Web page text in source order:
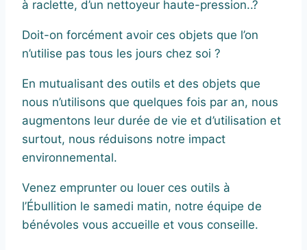
à raclette, d’un nettoyeur haute-pression..?
Doit-on forcément avoir ces objets que l’on
n’utilise pas tous les jours chez soi ?
En mutualisant des outils et des objets que
nous n’utilisons que quelques fois par an, nous
augmentons leur durée de vie et d’utilisation et
surtout, nous réduisons notre impact
environnemental.
Venez emprunter ou louer ces outils à
l’Ébullition le samedi matin, notre équipe de
bénévoles vous accueille et vous conseille.